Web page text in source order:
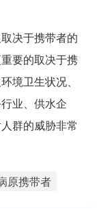
决于携带者的
要的取决于携
境卫生状况、
业、供水企
群的威胁非常
原携带者